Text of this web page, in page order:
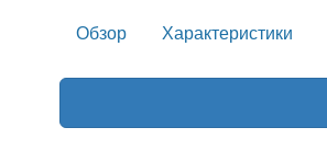
Обзор
Характеристики